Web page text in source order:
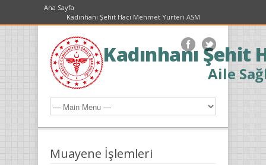
Ana Sayfa
Kadınhanı Şehit Hacı Mehmet Yurteri ASM
Kadınhanı Şehit
Aile
Muayene İşlemleri